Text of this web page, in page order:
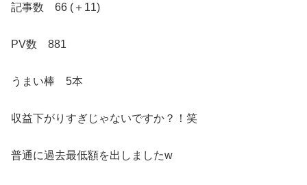
記事数 66 (＋11)
PV数 881
うまい棒 5本
収益下がりすぎじゃないですか？！笑
普通に過去最低額を出しましたw